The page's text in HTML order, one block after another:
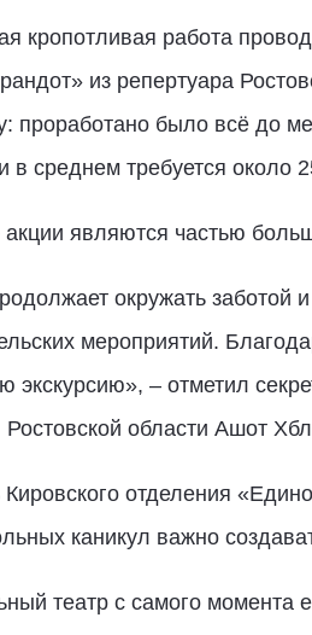
кропотливая работа
из репертуара
проработано было всё до
в среднем требуется около
являются частью
окружать
мероприятий.
экскурсию», – отметил
области Ашот
Кировского отделения
каникул важно
театр с самого момента